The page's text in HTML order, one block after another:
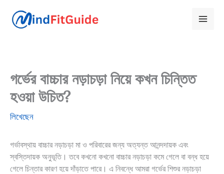
content
গর্ভের বাচ্চার নড়াচড়া নিয়ে কখন চিন্তিত
হওয়া উচিত?
লিখেছেন
গর্ভাবস্থায় বাচ্চার নড়াচড়া মা ও পরিবারের জন্য অত্যন্ত আনন্দদায়ক এবং
স্বস্তিদায়ক অনুভূতি। তবে কখনো কখনো বাচ্চার নড়াচড়া কমে গেলে বা বন্ধ হয়ে
গেলে চিন্তার কারণ হয়ে দাঁড়াতে পারে। এ নিবন্ধে আমরা গর্ভের শিশুর নড়াচড়া